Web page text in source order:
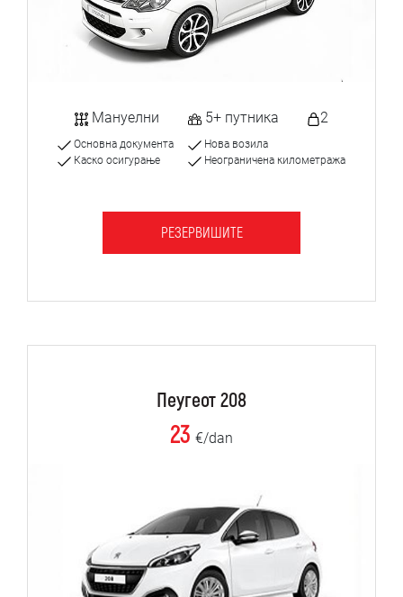
Мануелни 5+ путника 2
Основна документа
Каско осигурање
Нова возила
Неограничена километража
РЕЗЕРВИШИТЕ
Пеугеот 208
23 €/dan